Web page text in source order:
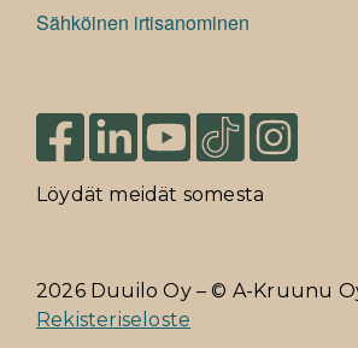
Sähköinen irtisanominen
Löydät meidät somesta
2026 Duuilo Oy – © A-Kruunu
Rekisteriseloste